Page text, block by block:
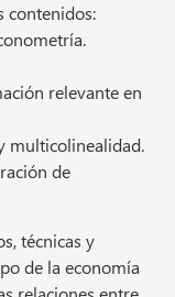
contenidos:
relevante en
multicolinealidad.
de
técnicas y
de la economía